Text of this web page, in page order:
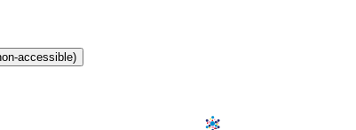
accessible)